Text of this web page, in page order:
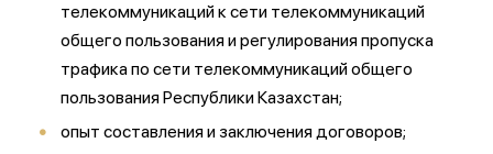
телекоммуникаций к сети телекоммуникаций
общего пользования и регулирования пропуска
трафика по сети телекоммуникаций общего
пользования Республики Казахстан;
опыт составления и заключения договоров;